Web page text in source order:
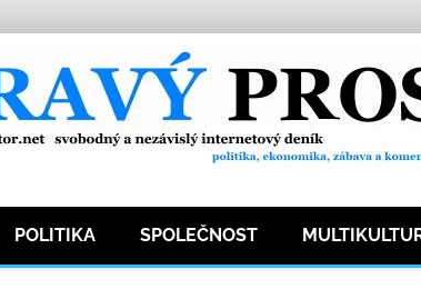
POLITIKA SPOLEČNOST